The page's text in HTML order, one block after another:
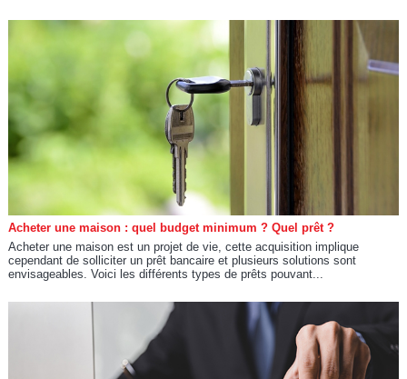
Acheter une maison : quel budget minimum ? Quel prêt ?
Acheter une maison est un projet de vie, cette acquisition implique
cependant de solliciter un prêt bancaire et plusieurs solutions sont
envisageables. Voici les différents types de prêts pouvant...